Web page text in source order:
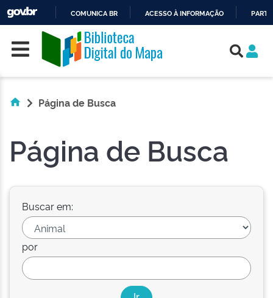
O
CONTEÚDO
COMUNICA BR ACESSO À INFORMAÇÃO
Skip navigation
Página de Busca
Página de Busca
Buscar em:
por